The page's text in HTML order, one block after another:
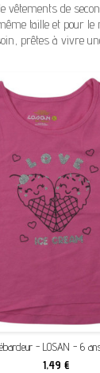
vêtements de
taille et pour le
prêtes à vivre
- LOSAN - 6 ans
1,49 €